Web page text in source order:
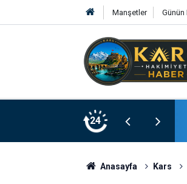
Manşetler Günün
24
Anasayfa Kars